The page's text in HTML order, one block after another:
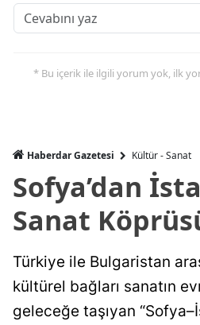
* Bu içerik ile ilgili yorum yok, ilk
Haberdar Gazetesi Kültür - Sanat
Sofya’dan
Sanat
Türkiye ile Bulgaristan
kültürel bağları sanatın
geleceğe taşıyan